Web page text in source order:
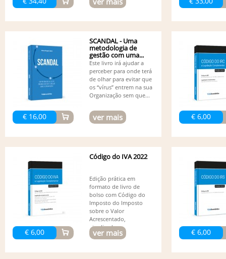
€ 16,00
SCANDAL - Uma
metodologia de
gestão com uma...
Este livro irá ajudar a
perceber para onde terá
de olhar para evitar que
os “vírus” entrem na sua
Organização sem que...
ver mais € 6,00
€ 6,00
Código do IVA 2022
Edição prática em
formato de livro de
bolso com Código do
Imposto do Imposto
sobre o Valor
Acrescentado,
atualizado...
ver mais € 6,00